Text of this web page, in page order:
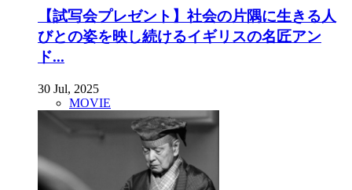
【試写会プレゼント】社会の片隅に生きる人
びとの姿を映し続けるイギリスの名匠アン
ド...
30 Jul, 2025
MOVIE